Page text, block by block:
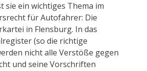
sie ein wichtiges Thema im
für Autofahrer: Die
in Flensburg. In das
(so die richtige
nicht alle Verstöße gegen
und seine Vorschriften